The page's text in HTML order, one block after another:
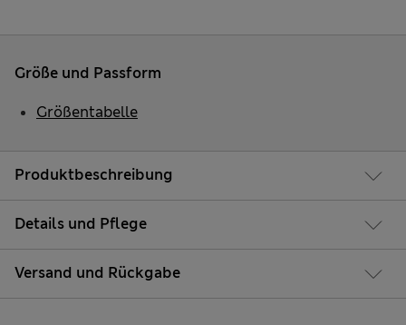
Produktbeschreibung
Details und Pflege
Versand und Rückgabe
Größe und Passform
Größentabelle